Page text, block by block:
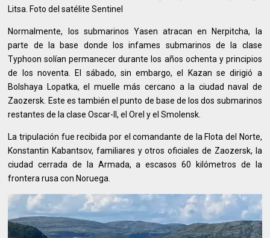
Litsa. Foto del satélite Sentinel
Normalmente, los submarinos Yasen atracan en Nerpitcha, la
parte de la base donde los infames submarinos de la clase
Typhoon solían permanecer durante los años ochenta y principios
de los noventa. El sábado, sin embargo, el Kazan se dirigió a
Bolshaya Lopatka, el muelle más cercano a la ciudad naval de
Zaozersk. Este es también el punto de base de los dos submarinos
restantes de la clase Oscar-II, el Orel y el Smolensk.
La tripulación fue recibida por el comandante de la Flota del Norte,
Konstantin Kabantsov, familiares y otros oficiales de Zaozersk, la
ciudad cerrada de la Armada, a escasos 60 kilómetros de la
frontera rusa con Noruega.